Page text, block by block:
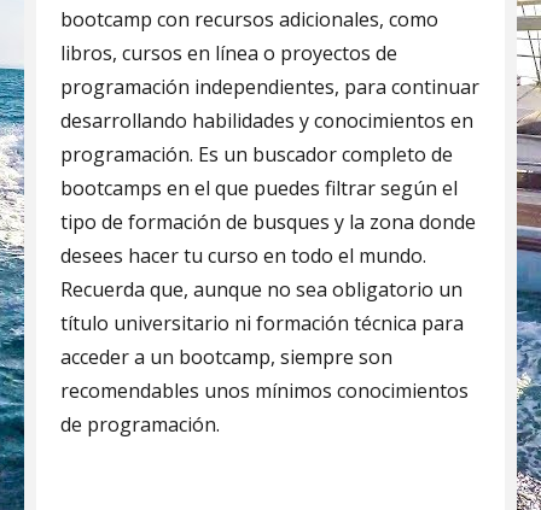
bootcamp con recursos adicionales, como
libros, cursos en línea o proyectos de
programación independientes, para continuar
desarrollando habilidades y conocimientos en
programación. Es un buscador completo de
bootcamps en el que puedes filtrar según el
tipo de formación de busques y la zona donde
desees hacer tu curso en todo el mundo.
Recuerda que, aunque no sea obligatorio un
título universitario ni formación técnica para
acceder a un bootcamp, siempre son
recomendables unos mínimos conocimientos
de programación.